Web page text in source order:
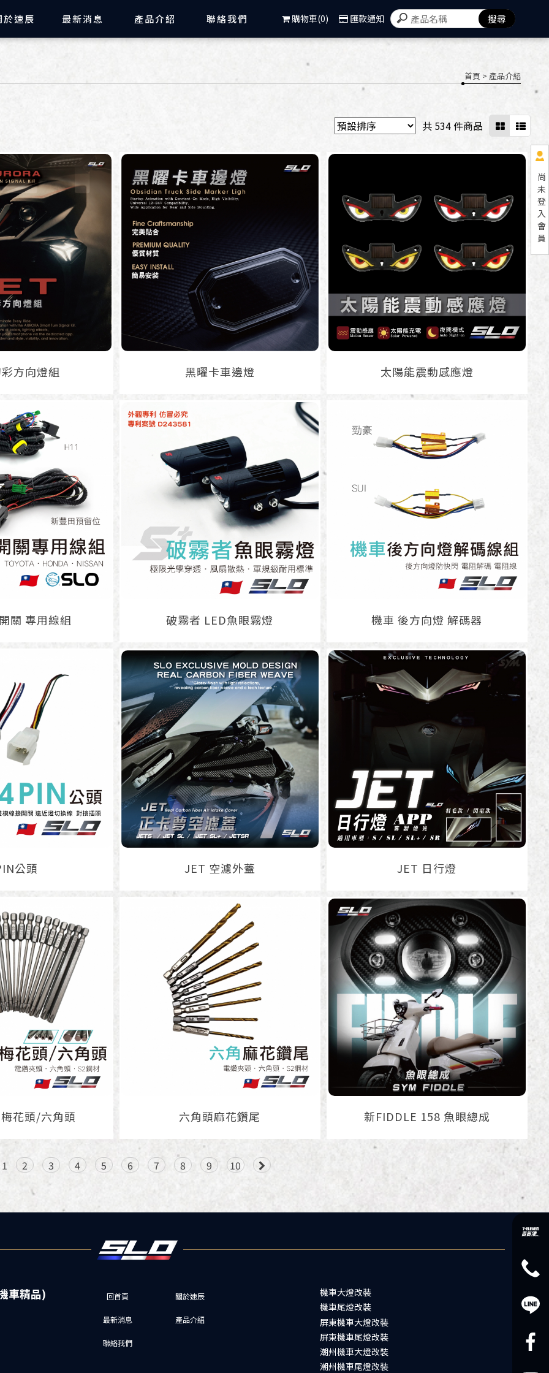
尚
未
登
入
會
員
-機車大燈改裝,機車尾燈改裝,屏東機車大燈改裝,屏東機車尾
於速辰 最新消息 產品介紹 聯絡我們 購物車(0) 匯款通知
首頁 > 產品介紹
共 534 件商品
方向燈組 黑曜卡車邊燈 太陽能震動感應燈
關 專用線組 破霧者 LED魚眼霧燈 機車 後方向燈 解碼器
公頭 JET 空濾外蓋 JET 日行燈
花頭/六角頭 六角頭麻花鑽尾 新FIDDLE 158 魚眼總成
1 2 3 4 5 6 7 8 9 10
回首頁 關於速辰
最新消息 產品介紹
聯絡我們
機車大燈改裝
機車尾燈改裝
屏東機車大燈改裝
屏東機車尾燈改裝
潮州機車大燈改裝
潮州機車尾燈改裝